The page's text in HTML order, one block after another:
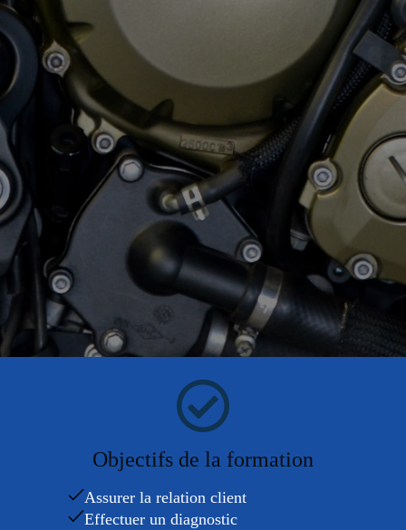
Objectifs de la formation
Assurer la relation client
Effectuer un diagnostic